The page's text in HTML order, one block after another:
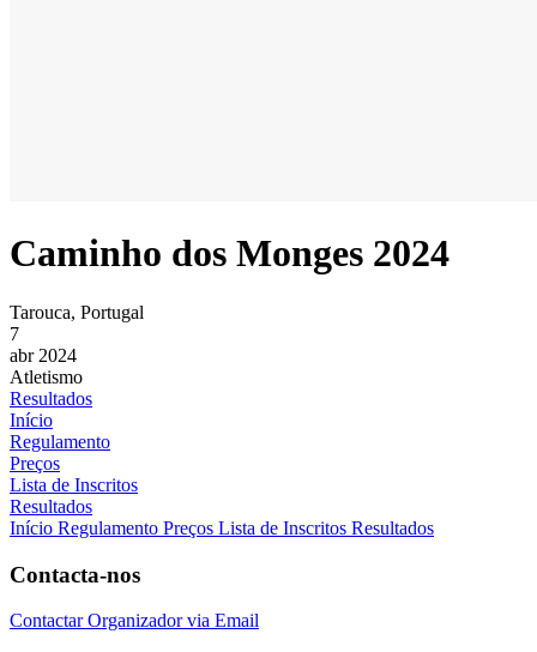
Caminho dos Monges 2024
Tarouca, Portugal
7
abr 2024
Atletismo
Resultados
Início
Regulamento
Preços
Lista de Inscritos
Resultados
Início Regulamento Preços Lista de Inscritos Resultados
Contacta-nos
Contactar Organizador via Email